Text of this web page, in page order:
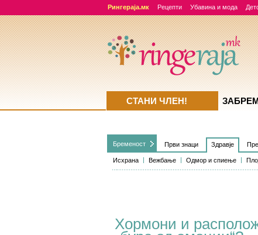
Рингераја.мк Рецепти Убавина и мода
Бременост Први знаци Здравје
Исхрана Вежбање Одмор и спиење
Хормони и
СТАНИ ЧЛЕН!